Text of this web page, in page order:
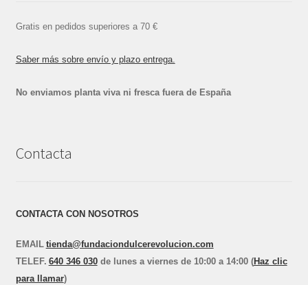
Gratis en pedidos superiores a 70 €
Saber más sobre envío y plazo entrega.
No enviamos planta viva ni fresca fuera de España
Contacta
CONTACTA CON NOSOTROS
EMAIL tienda@fundaciondulcerevolucion.com
TELE F. 640 346 030de lunes a viernes de 10:00 a 14:00 (Haz clic
para llamar)